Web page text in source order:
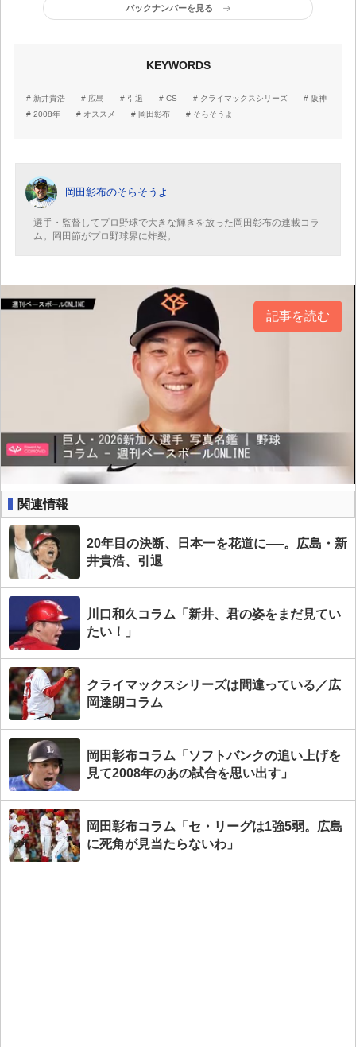
逃げ切ると思うわ」
連戦日程で……」
バックナンバーを見る
KEYWORDS
新井貴浩 広島 引退 CS クライマックスシリーズ
阪神
2008年
オススメ 岡田彰布 そらそうよ
岡田彰布のそらそうよ
選手・監督してプロ野球で大きな輝きを放った岡田彰布の連載コラ
ム。岡田節がプロ野球界に炸裂。
記事を読む
関連情報
20年目の決断、日本一を花道に──。広島・新
井貴浩、引退
川口和久コラム「新井、君の姿をまだ見てい
たい！」
クライマックスシリーズは間違っている／広
岡達朗コラム
岡田彰布コラム「ソフトバンクの追い上げを
見て2008年のあの試合を思い出す」
岡田彰布コラム「セ・リーグは1強5弱。広島
に死角が見当たらないわ」